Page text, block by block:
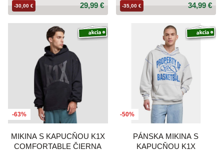
29,99 €
-30,00 € 34,99 €
-35,00 €
-63%
MIKINA S KAPUCŇOU K1X
COMFORTABLE ČIERNA
-50%
PÁNSKA MIKINA S
KAPUCŇOU K1X